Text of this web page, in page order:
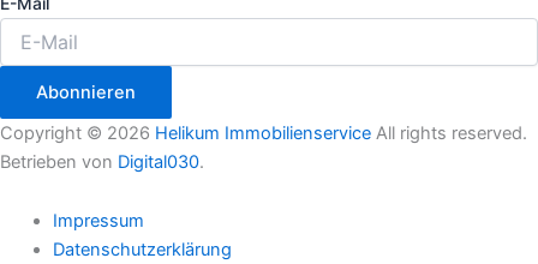
Abonnieren
Copyright © 2026 Helikum Immobilienservice All rights reserved.
Betrieben von Digital030.
Impressum
Datenschutzerklärung